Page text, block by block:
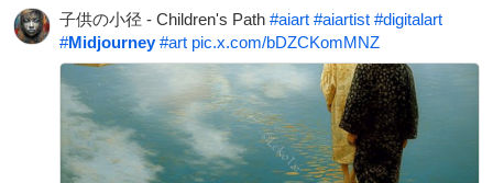
ド
消
す
子供の小径 - Children's Path #aiart #aiartist #digitalart
#Midjourney #art pic.x.com/bDZCKomMNZ